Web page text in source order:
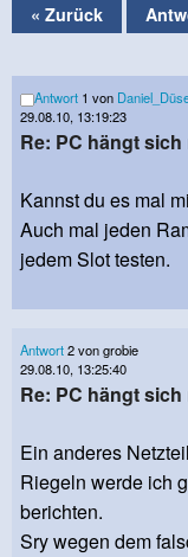
« Zurück
Antwort 1 von
29.08.10, 13:19:23
Re: PC hängt
Kannst du es mal
Auch mal jeden
jedem Slot testen.
Antwort2 von grobie
29.08.10, 13:25:40
Re: PC hängt
Ein anderes
Riegeln werde ich
berichten.
Sry wegen dem